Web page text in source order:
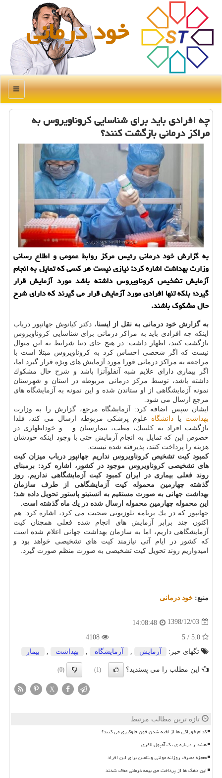
خود درمانی
منو
چه افرادی باید برای شناسایی كروناویروس به
مراكز درمانی بازگشت كنند؟
به گزارش خود درمانی رئیس مركز روابط عمومی و اطلاع رسانی
وزارت بهداشت اشاره كرد: نیازی نیست هر كسی كه تمایل به انجام
آزمایش تشخیص كروناویروس داشته باشد مورد آزمایش قرار
گیرد؛ بلكه تنها افرادی مورد آزمایش قرار می گیرند كه دارای شرح
حال مشكوك باشند.
به گزارش خود درمانی به نقل از ایسنا، دكتر كیانوش جهانپور درباب
اینكه چه افرادی باید به مراكز درمانی برای شناسایی كروناویروس
بازگشت كنند، اظهار داشت: در هیچ جای دنیا شرایط به این منوال
نیست كه اگر شخصی احساس كرد به كروناویروس مبتلا است با
مراجعه به مراكز درمانی فورا مورد آزمایش های ویژه قرار گیرد اما،
اگر بیماری دارای علایم شبه آنفلوآنزا باشد و شرح حال مشكوك
داشته باشد، توسط مركز درمانی مربوطه در استان و شهرستان
نمونه آزمایشگاهی از او ستاندن شده و این نمونه به آزمایشگاه های
مرجع ارسال می شود.
ایشان سپس اضافه كرد: آزمایشگاه مرجع، گزارش را به وزارت
بهداشت یا دانشگاه علوم پزشكی مربوطه ارسال می كند، فلذا
بازگشت افراد به كلینیك، مطب، بیمارستان و... و خوداظهاری در
خصوص این كه تمایل به انجام آزمایش حتی با وجود اینكه خودشان
هزینه را پرداخت كنند، پذیرفته شده نیست.
كمبود كیت تشخیص كروناویروس نداریم جهانپور درباب میزان كیت
های تشخیصی كروناویروس موجود در كشور، اشاره كرد: برمبنای
روند فعلی بیماری در ایران كمبود كیت آزمایشگاهی نداریم. روز
گذشته چهارمین محموله كیت آزمایشگاهی از طرف سازمان
بهداشت جهانی به صورت مستقیم به انستیتو پاستور تحویل داده شد؛
این محموله چهارمین محموله ارسال شده در یك ماه گذشته است.
جهانپور كه در یك برنامه تلوزیونی صحبت می كرد، اشاره كرد: هم
اكنون چند برابر آزمایش های انجام شده فعلی همچنان كیت
آزمایشگاهی داریم، اما به سازمان بهداشت جهانی اعلام شده است
كه كشور در ایام آتی نیازمند كیت های تشخیصی خواهد بود و
امیدواریم روند تحویل كیت تشخیصی به صورت منظم صورت گیرد.
منبع: خود درمانی
1398/12/03
14:08:48
تگهای خبر:
آزمایش آزمایشگاه بهداشت بیمار
این مطلب را می پسندید؟ (1)
(0)
X
تازه ترین مطالب مرتبط
کدام خوراکی ها از لخته شدن خون جلوگیری می کنند؟
هشدار درباره ی یک آمپول لاغری
معجزه مصرف روزانه مولتی ویتامین برای این افراد
این دهک ها از پرداخت حق بیمه درمانی معاف شدند